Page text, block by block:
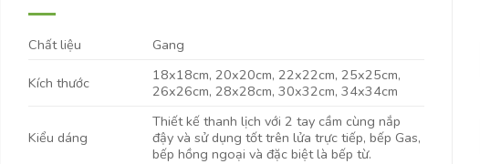
Chất liệu Gang
Kích thước
18x18cm, 20x20cm, 22x22cm, 25x25cm,
26x26cm, 28x28cm, 30x32cm, 34x34cm
Kiểu dáng
Thiết kế thanh lịch với 2 tay cầm cùng nắp
đậy và sử dụng tốt trên lửa trực tiếp, bếp Gas,
bếp hồng ngoại và đặc biệt là bếp từ.